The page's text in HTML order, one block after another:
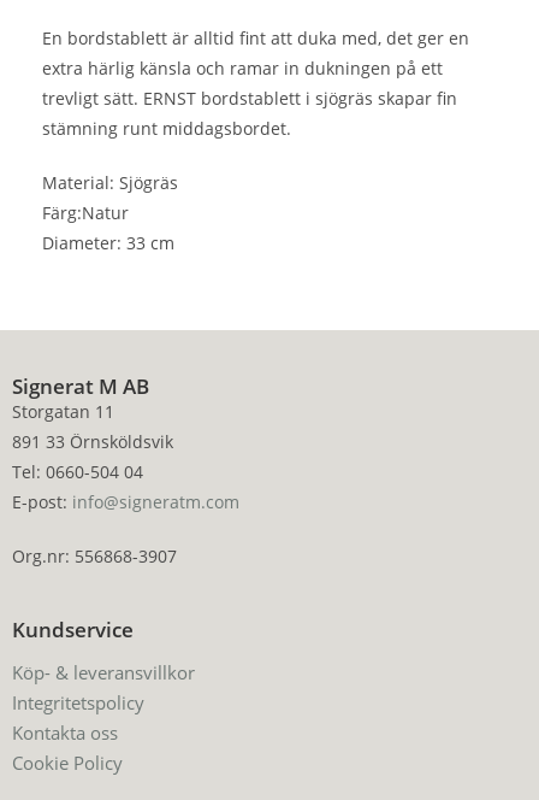
En bordstablett är alltid fint att duka med, det ger en
extra härlig känsla och ramar in dukningen på ett
trevligt sätt. ERNST bordstablett i sjögräs skapar fin
stämning runt middagsbordet.
Material: Sjögräs
Färg:Natur
Diameter: 33 cm
Signerat M AB
Storgatan 11
891 33 Örnsköldsvik
Tel: 0660-504 04
E-post: info@signeratm.com
Org.nr: 556868-3907
Kundservice
Köp- & leveransvillkor
Integritetspolicy
Kontakta oss
Cookie Policy